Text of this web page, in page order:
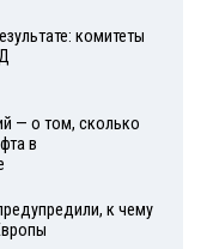
комитеты
— о том, сколько
в
к чему